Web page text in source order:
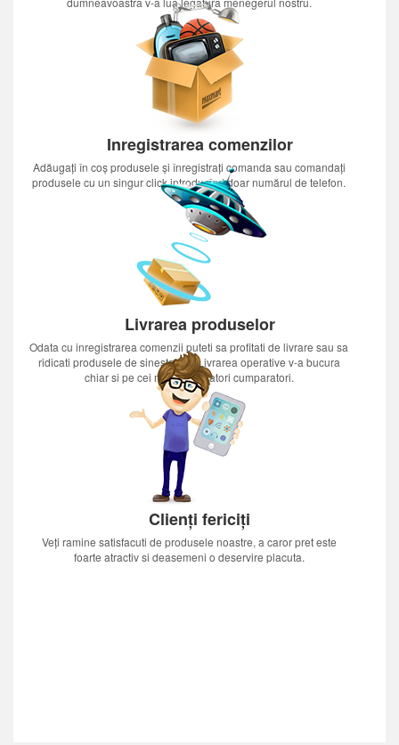
Inregistrarea comenzilor
Adăugați în coș produsele și înregistrați comanda sau comandați
produsele cu un singur click introducînd doar numărul de telefon.
Livrarea produselor
Odata cu inregistrarea comenzii puteti sa profitati de livrare sau sa
ridicati produsele de sinestatator.Livrarea operative v-a bucura
chiar si pe cei mai nerabdatori cumparatori.
Clienți fericiți
Veți ramine satisfacuti de produsele noastre, a caror pret este
foarte atractiv si deasemeni o deservire placuta.